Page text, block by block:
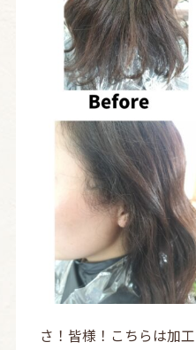
さ！皆様！こちらは加